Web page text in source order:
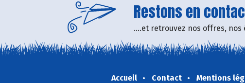
Restons en
....et retrouvez nos offres,
Accueil Contact Mentions